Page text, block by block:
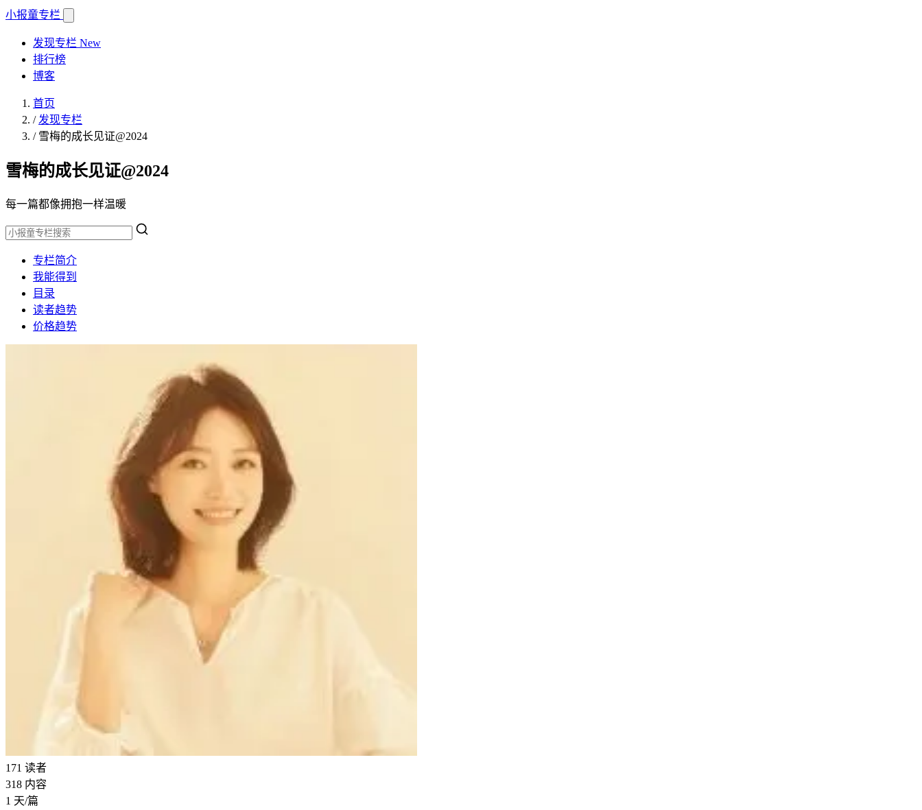
小报童专栏
发现专栏 New
排行榜
博客
首页
/ 发现专栏
/ 雪梅的成长见证@2024
雪梅的成长见证@2024
每一篇都像拥抱一样温暖
专栏简介
我能得到
目录
读者趋势
价格趋势
171 读者
318 内容
1 天/篇